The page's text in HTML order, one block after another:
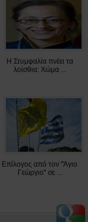
Η Στυμφαλία πνέει τα
λοίσθια: Χώμα ...
Επίλογος από τον "Άγιο
Γεώργιο" σε ...